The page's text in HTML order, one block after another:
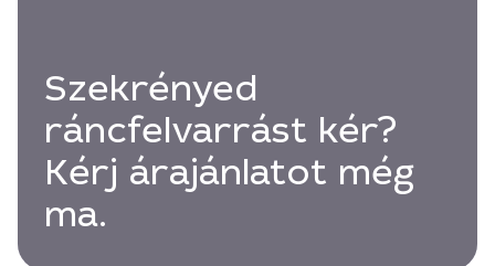
Szekrényed
ráncfelvarrást kér?
Kérj árajánlatot még
ma.